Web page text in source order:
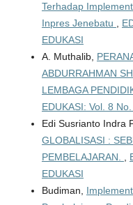
Terhadap
Inpres Jenebatu
EDUKASI
A. Muthalib,
ABDURRAHMAN
LEMBAGA
EDUKASI: Vol. 8
Edi Susrianto Indra
GLOBALISASI :
PEMBELAJARAN.
EDUKASI
Budiman,